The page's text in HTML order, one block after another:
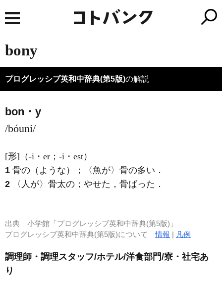
bony
プログレッシブ英和中辞典(第5版)の解説
bon・y
/bóuni/
[形] （-i・er；-i・est）
1 骨の（ような）；〈魚が〉骨の多い ．
2 〈人が〉骨太の；やせた，骨ばった ．
出典 小学館「プログレッシブ英和中辞典(第5版)」
プログレッシブ英和中辞典(第5版)について情報 | 凡例
調理師・調理スタッフ/ホテル/洋食部門/寮・社宅あ
り